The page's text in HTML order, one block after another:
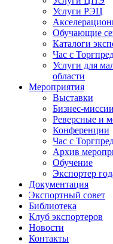
Услуги РЭЦ
Обучающие
Каталоги
Час с
Услуги для
области
Мероприятия
Выставки
Бизнес-миссии
Реверсные и
Конференции
Час с
Архив
Обучение
Экспортер
Документация
Экспортный совет
Библиотека
Клуб экспортеров
Новости
Контакты